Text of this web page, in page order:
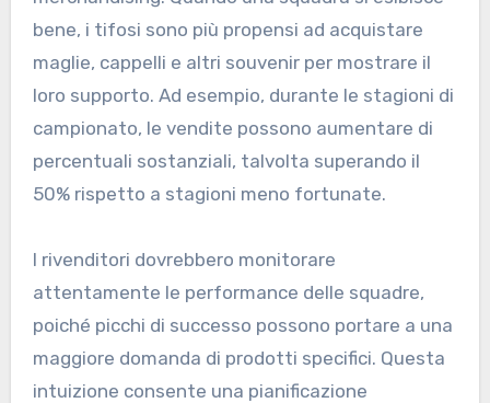
bene, i tifosi sono più propensi ad acquistare
maglie, cappelli e altri souvenir per mostrare il
loro supporto. Ad esempio, durante le stagioni di
campionato, le vendite possono aumentare di
percentuali sostanziali, talvolta superando il
50% rispetto a stagioni meno fortunate.
I rivenditori dovrebbero monitorare
attentamente le performance delle squadre,
poiché picchi di successo possono portare a una
maggiore domanda di prodotti specifici. Questa
intuizione consente una pianificazione